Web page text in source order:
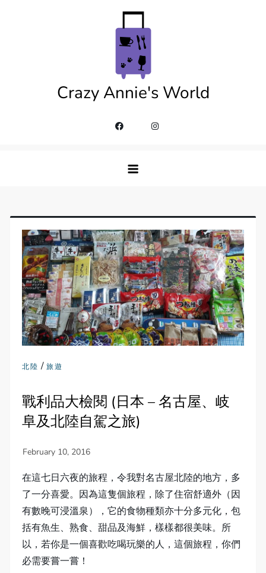
Crazy Annie's World
北陸 /旅遊
戰利品大檢閱 (日本 – 名古屋、岐
阜及北陸自駕之旅)
在這七日六夜的旅程，令我對名古屋北陸的地方，多
了一分喜愛。因為這隻個旅程，除了住宿舒適外（因
有數晚可浸溫泉），它的食物種類亦十分多元化，包
括有魚生、熟食、甜品及海鮮，樣樣都很美味。所
以，若你是一個喜歡吃喝玩樂的人，這個旅程，你們
必需要嘗一嘗！